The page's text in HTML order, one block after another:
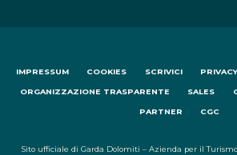
IMPRESSUM COOKIES SCRIVICI PRIVACY
ORGANIZZAZIONE TRASPARENTE SALES
PARTNER CGC
Sito ufficiale di Garda Dolomiti – Azienda per il Turismo